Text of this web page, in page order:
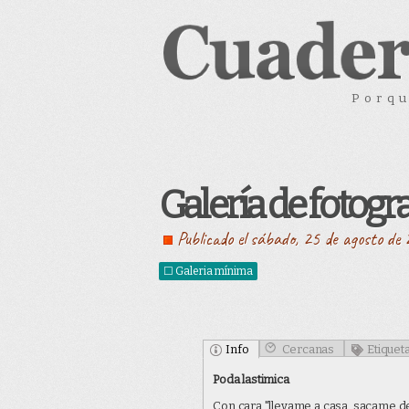
Galería de
Publicado el sábado, 25 de agosto de
☐ Galeria mínima
Info
Poda lastimica
Con cara "llevame a casa, sacame
Cercanas
Cercanas: Hay 14 fotografías
Etiquetas: Pulsa sobre algunas
clasificación.
Enlaces directos
Geolocalización